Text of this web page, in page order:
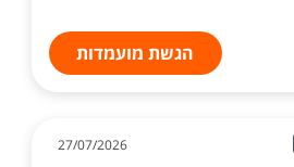
הגשת מועמדות
27/07/2026